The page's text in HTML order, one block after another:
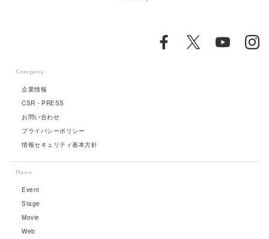
Company
企業情報
CSR・PRESS
お問い合わせ
プライバシーポリシー
情報セキュリティ基本方針
News
Event
Stage
Movie
Web